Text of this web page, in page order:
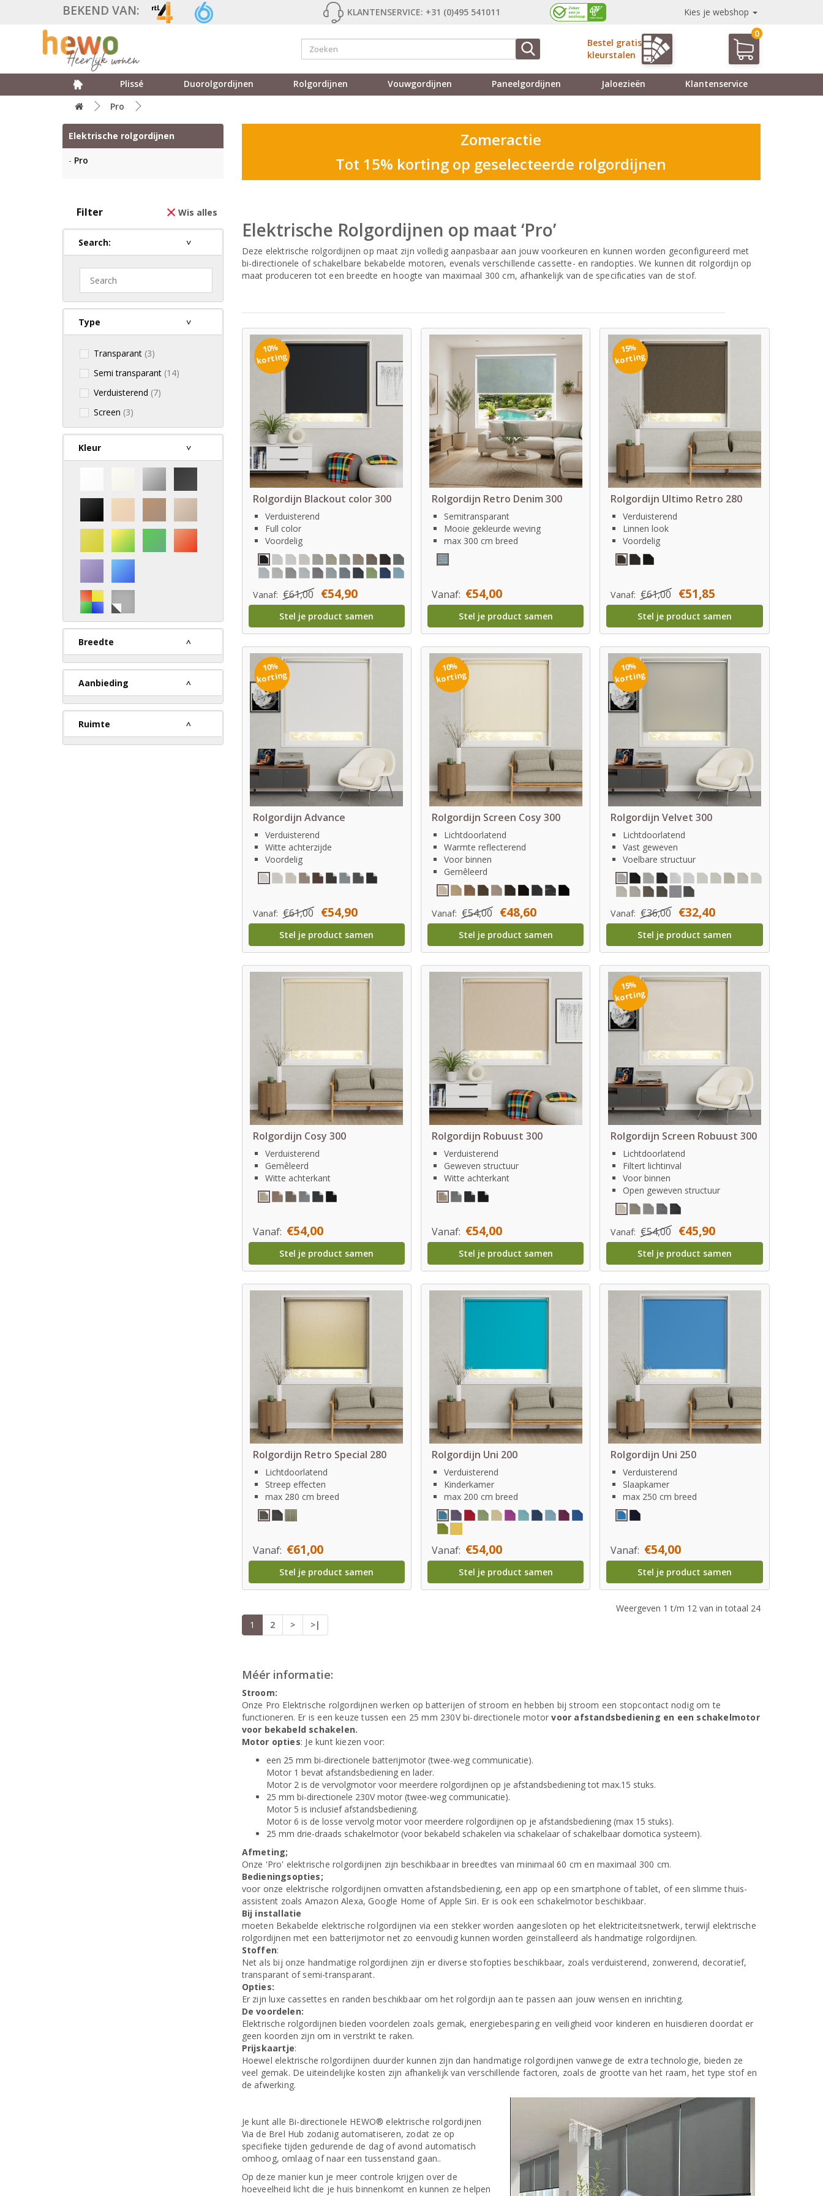
BEKEND VAN: KLANTENSERVICE: +31 (0)495 541011 Kies je webshop
Bestel gratis
kleurstalen
0
Plissé Duorolgordijnen Rolgordijnen Vouwgordijnen Paneelgordijnen Jaloezieën
Klantenservice
Pro
Elektrische rolgordijnen
Pro
Wis alles
Filter
Search:
Type
Transparant (3)
Semi transparant (14)
Verduisterend (7)
Screen (3)
Kleur
Breedte
Aanbieding
Ruimte
Zomeractie
Tot 15% korting op geselecteerde rolgordijnen
Elektrische Rolgordijnen op maat ‘Pro’
Deze elektrische rolgordijnen op maat zijn volledig aanpasbaar aan jouw voorkeuren en kunnen worden geconfigureerd met
bi-directionele of schakelbare bekabelde motoren, evenals verschillende cassette- en randopties. We kunnen dit rolgordijn op
maat produceren tot een breedte en hoogte van maximaal 300 cm, afhankelijk van de specificaties van de stof.
10%
korting
Rolgordijn Blackout color 300
Verduisterend
Full color
Voordelig
Vanaf: €61,00 €54,90
Stel je product samen
Rolgordijn Retro Denim 300
Semitransparant
Mooie gekleurde weving
max 300 cm breed
Vanaf: €54,00
Stel je product samen
15%
korting
Rolgordijn Ultimo Retro 280
Verduisterend
Linnen look
Voordelig
Vanaf: €61,00 €51,85
Stel je product samen
10%
korting
Rolgordijn Advance
Verduisterend
Witte achterzijde
Voordelig
Vanaf: €61,00 €54,90
Stel je product samen
10%
korting
Rolgordijn Screen Cosy 300
Lichtdoorlatend
Warmte reflecterend
Voor binnen
Gemêleerd
Vanaf: €54,00 €48,60
Stel je product samen
10%
korting
Rolgordijn Velvet 300
Lichtdoorlatend
Vast geweven
Voelbare structuur
Vanaf: €36,00 €32,40
Stel je product samen
Rolgordijn Cosy 300
Verduisterend
Gemêleerd
Witte achterkant
Vanaf: €54,00
Stel je product samen
Rolgordijn Robuust 300
Verduisterend
Geweven structuur
Witte achterkant
Vanaf: €54,00
Stel je product samen
15%
korting
Rolgordijn Screen Robuust 300
Lichtdoorlatend
Filtert lichtinval
Voor binnen
Open geweven structuur
Vanaf: €54,00 €45,90
Stel je product samen
Rolgordijn Retro Special 280
Lichtdoorlatend
Streep effecten
max 280 cm breed
Vanaf: €61,00
Stel je product samen
Rolgordijn Uni 200
Verduisterend
Kinderkamer
max 200 cm breed
Vanaf: €54,00
Stel je product samen
Rolgordijn Uni 250
Verduisterend
Slaapkamer
max 250 cm breed
Vanaf: €54,00
Stel je product samen
1 2 > >|
Weergeven 1 t/m 12 van in totaal 24
Méér informatie:
Stroom:
Onze Pro Elektrische rolgordijnen werken op batterijen of stroom en hebben bij stroom een stopcontact nodig om te
functioneren. Er is een keuze tussen een 25 mm 230V bi-directionele motorvoor afstandsbediening en een schakelmotor
voor bekabeld schakelen.
Motor opties: Je kunt kiezen voor:
een 25 mm bi-directionele batterijmotor (twee-weg communicatie).
Motor 1 bevat afstandsbediening en lader.
Motor 2 is de vervolgmotor voor meerdere rolgordijnen op je afstandsbediening tot max.15 stuks.
25 mm bi-directionele 230V motor (twee-weg communicatie).
Motor 5 is inclusief afstandsbediening.
Motor 6 is de losse vervolg motor voor meerdere rolgordijnen op je afstandsbediening (max 15 stuks).
25 mm drie-draads schakelmotor (voor bekabeld schakelen via schakelaar of schakelbaar domotica systeem).
Afmeting;
Onze 'Pro' elektrische rolgordijnen zijn beschikbaar in breedtes van minimaal 60 cm en maximaal 300 cm.
Bedieningsopties;
voor onze elektrische rolgordijnen omvatten afstandsbediening, een app op een smartphone of tablet, of een slimme thuis-
assistent zoals Amazon Alexa, Google Home of Apple Siri. Er is ook een schakelmotor beschikbaar.
Bij installatie
moeten Bekabelde elektrische rolgordijnen via een stekker worden aangesloten op het elektriciteitsnetwerk, terwijl elektrische
rolgordijnen met een batterijmotor net zo eenvoudig kunnen worden geïnstalleerd als handmatige rolgordijnen.
Stoffen:
Net als bij onze handmatige rolgordijnen zijn er diverse stofopties beschikbaar, zoals verduisterend, zonwerend, decoratief,
transparant of semi-transparant.
Opties:
Er zijn luxe cassettes en randen beschikbaar om het rolgordijn aan te passen aan jouw wensen en inrichting.
De voordelen:
Elektrische rolgordijnen bieden voordelen zoals gemak, energiebesparing en veiligheid voor kinderen en huisdieren doordat er
geen koorden zijn om in verstrikt te raken.
Prijskaartje:
Hoewel elektrische rolgordijnen duurder kunnen zijn dan handmatige rolgordijnen vanwege de extra technologie, bieden ze
veel gemak. De uiteindelijke kosten zijn afhankelijk van verschillende factoren, zoals de grootte van het raam, het type stof en
de afwerking.
Je kunt alle Bi-directionele HEWO® elektrische rolgordijnen
Via de Brel Hub zodanig automatiseren, zodat ze op
specifieke tijden gedurende de dag of avond automatisch
omhoog, omlaag of naar een tussenstand gaan..
Op deze manier kun je meer controle krijgen over de
hoeveelheid licht die je huis binnenkomt en kunnen ze helpen